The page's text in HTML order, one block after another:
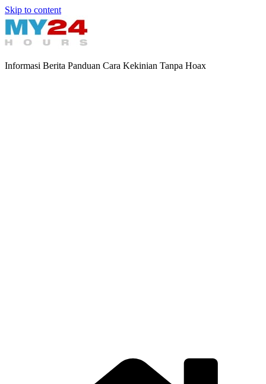
Skip to content
Informasi Berita Panduan Cara Kekinian Tanpa Hoax